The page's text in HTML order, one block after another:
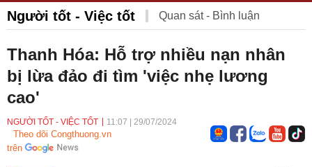
Người tốt - Việc tốt Quan sát - Bình luận
Công Thương và công luận
Người tốt - Việc tốt Phỏng vấn - Đối thoại
Thanh Hóa: Hỗ trợ nhiều nạn nhân
bị lừa đảo đi tìm 'việc nhẹ lương
cao'
NGƯỜI TỐT - VIỆC TỐT 11:07 29/07/2024
Theo dõi Congthuong.vn
trên